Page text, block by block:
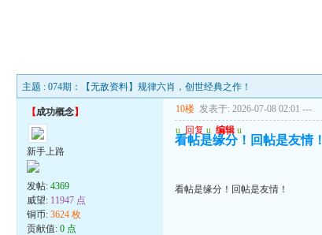
主题 : 074期：【无敌资料】规律六肖，创世经典之作！
【成功概念】
新手上路
发帖:4369
威望: 11947 点
铜币:3624 枚
贡献值:0 点
10楼 发表于: 2026-07-08 02:01 ---
u 回复 u 编辑 u
看帖是缘分！回帖是友情！
看帖是缘分！回帖是友情！